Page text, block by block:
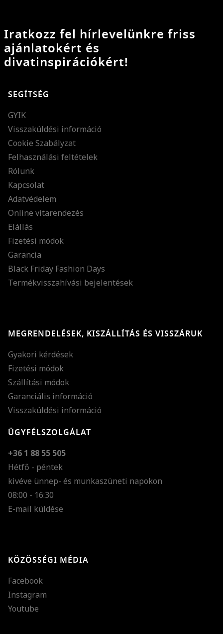
Iratkozz fel hírlevelünkre friss
ajánlatokért és
divatinspirációkért!
SEGÍTSÉG
GYIK
Visszaküldési információ
Cookie Szabályzat
Felhasználási feltételek
Rólunk
Kapcsolat
Adatvédelem
Online vitarendezés
Elállás
Fizetési módok
Garancia
Black Friday Fashion Days
Termékvisszahívási bejelentések
MEGRENDELÉSEK, KISZÁLLÍTÁS ÉS VISSZÁRUK
Gyakori kérdések
Fizetési módok
Szállítási módok
Garanciális információ
Visszaküldési információ
ÜGYFÉLSZOLGÁLAT
+36 1 88 55 505
Hétfő - péntek
kivéve ünnep- és munkaszüneti napokon
08:00 - 16:30
E-mail küldése
KÖZÖSSÉGI MÉDIA
Facebook
Instagram
Youtube